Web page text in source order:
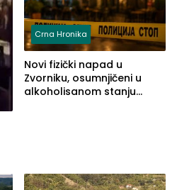
Crna Hronika
Novi fizički napad u
Zvorniku, osumnjičeni u
alkoholisanom stanju